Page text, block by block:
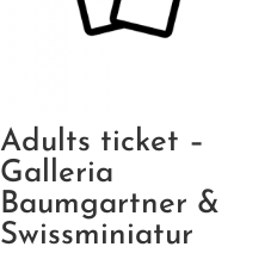
Adults ticket –
Galleria
Baumgartner &
Swissminiatur